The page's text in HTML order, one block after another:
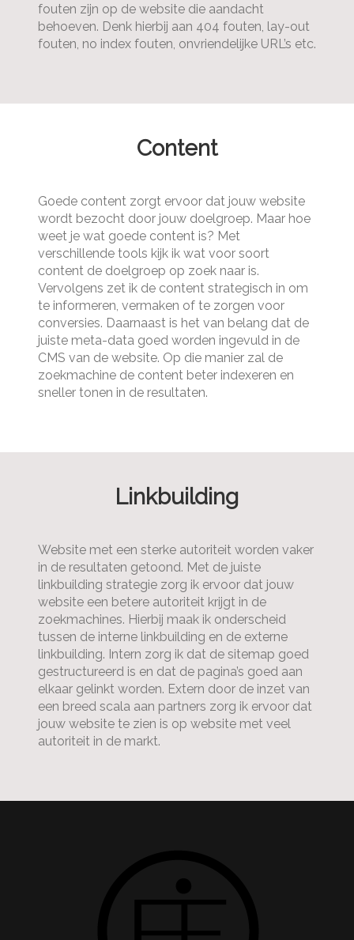
fouten zijn op de website die aandacht
behoeven. Denk hierbij aan 404 fouten, lay-out
fouten, no index fouten, onvriendelijke URL’s etc.
Content
Goede content zorgt ervoor dat jouw website
wordt bezocht door jouw doelgroep. Maar hoe
weet je wat goede content is? Met
verschillende tools kijk ik wat voor soort
content de doelgroep op zoek naar is.
Vervolgens zet ik de content strategisch in om
te informeren, vermaken of te zorgen voor
conversies. Daarnaast is het van belang dat de
juiste meta-data goed worden ingevuld in de
CMS van de website. Op die manier zal de
zoekmachine de content beter indexeren en
sneller tonen in de resultaten.
Linkbuilding
Website met een sterke autoriteit worden vaker
in de resultaten getoond. Met de juiste
linkbuilding strategie zorg ik ervoor dat jouw
website een betere autoriteit krijgt in de
zoekmachines. Hierbij maak ik onderscheid
tussen de interne linkbuilding en de externe
linkbuilding. Intern zorg ik dat de sitemap goed
gestructureerd is en dat de pagina’s goed aan
elkaar gelinkt worden. Extern door de inzet van
een breed scala aan partners zorg ik ervoor dat
jouw website te zien is op website met veel
autoriteit in de markt.